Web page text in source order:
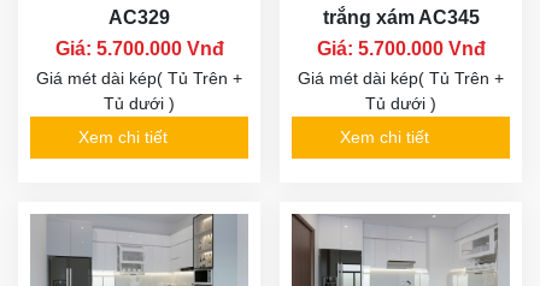
AC329
Giá: 5.700.000 Vnđ
Giá mét dài kép( Tủ Trên +
Tủ dưới )
Xem chi tiết
trắng xám AC345
Giá: 5.700.000 Vnđ
Giá mét dài kép( Tủ Trên +
Tủ dưới )
Xem chi tiết